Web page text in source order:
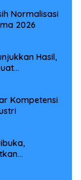
Normalisasi
2026
Hasil,
Kompetensi